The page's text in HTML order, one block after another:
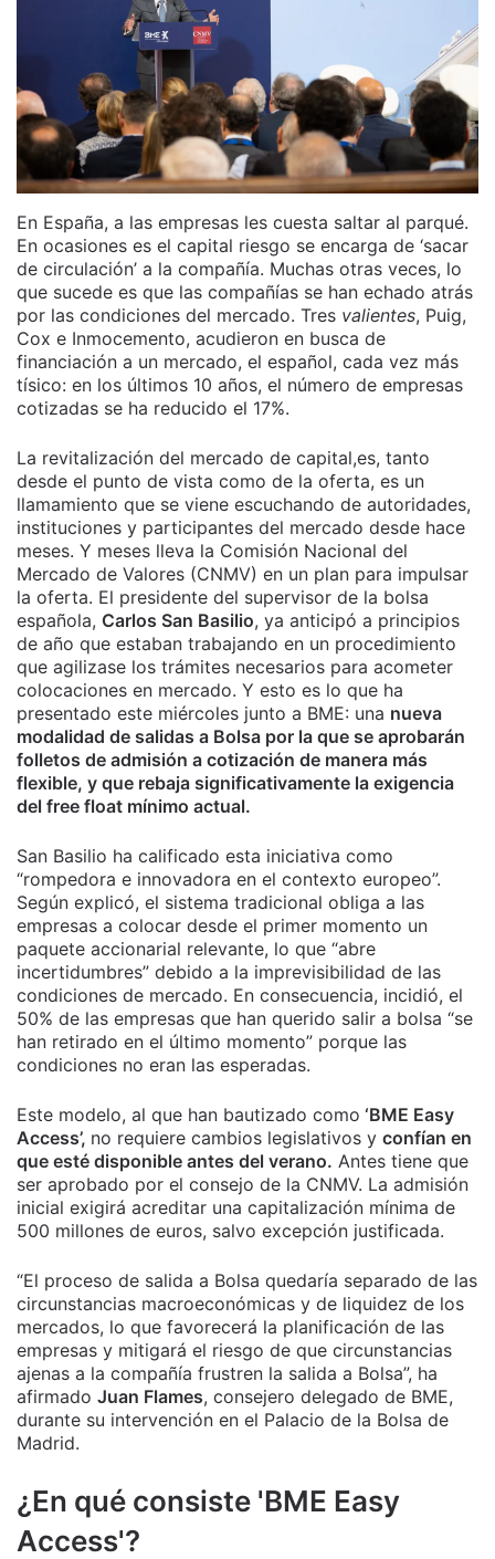
En España, a las empresas les cuesta saltar al parqué.
En ocasiones es el capital riesgo se encarga de ‘sacar
de circulación’ a la compañía. Muchas otras veces, lo
que sucede es que las compañías se han echado atrás
por las condiciones del mercado. Tres valientes, Puig,
Cox e Inmocemento, acudieron en busca de
financiación a un mercado, el español, cada vez más
tísico: en los últimos 10 años, el número de empresas
cotizadas se ha reducido el 17%.
La revitalización del mercado de capital,es, tanto
desde el punto de vista como de la oferta, es un
llamamiento que se viene escuchando de autoridades,
instituciones y participantes del mercado desde hace
meses. Y meses lleva la Comisión Nacional del
Mercado de Valores (CNMV) en un plan para impulsar
la oferta. El presidente del supervisor de la bolsa
española, Carlos San Basilio, ya anticipó a principios
de año que estaban trabajando en un procedimiento
que agilizase los trámites necesarios para acometer
colocaciones en mercado. Y esto es lo que ha
presentado este miércoles junto a BME: una nueva
modalidad de salidas a Bolsa por la que se aprobarán
folletos de admisión a cotización de manera más
flexible, y que rebaja significativamente la exigencia
del free float mínimo actual.
San Basilio ha calificado esta iniciativa como
“rompedora e innovadora en el contexto europeo”.
Según explicó, el sistema tradicional obliga a las
empresas a colocar desde el primer momento un
paquete accionarial relevante, lo que “abre
incertidumbres” debido a la imprevisibilidad de las
condiciones de mercado. En consecuencia, incidió, el
50% de las empresas que han querido salir a bolsa “se
han retirado en el último momento” porque las
condiciones no eran las esperadas.
Este modelo, al que han bautizado como ‘BME Easy
Access’, no requiere cambios legislativos y confían en
que esté disponible antes del verano. Antes tiene que
ser aprobado por el consejo de la CNMV. La admisión
inicial exigirá acreditar una capitalización mínima de
500 millones de euros, salvo excepción justificada.
“El proceso de salida a Bolsa quedaría separado de las
circunstancias macroeconómicas y de liquidez de los
mercados, lo que favorecerá la planificación de las
empresas y mitigará el riesgo de que circunstancias
ajenas a la compañía frustren la salida a Bolsa”, ha
afirmado Juan Flames, consejero delegado de BME,
durante su intervención en el Palacio de la Bolsa de
Madrid.
¿En qué consiste 'BME Easy
Access'?